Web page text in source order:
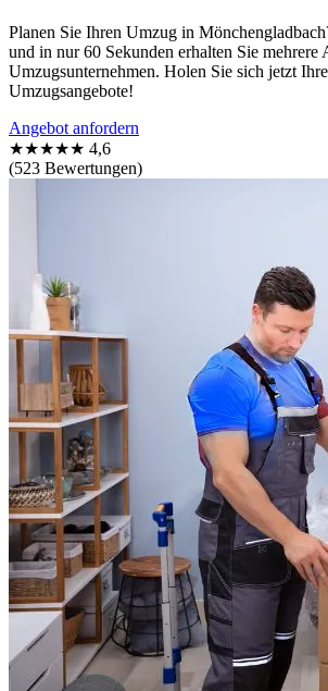
Planen Sie Ihren Umzug in
und in nur 60 Sekunden erhalten Sie mehrere
Umzugsunternehmen. Holen Sie sich jetzt
Umzugsangebote!
Angebot anfordern
★★★★★ 4,6
(523 Bewertungen)